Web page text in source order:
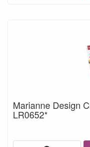
Marianne Design
LR0652*